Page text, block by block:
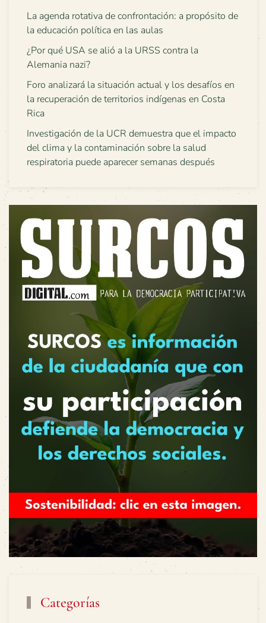
La agenda rotativa de confrontación: a propósito de
la educación política en las aulas
¿Por qué USA se alió a la URSS contra la
Alemania nazi?
Foro analizará la situación actual y los desafíos en
la recuperación de territorios indígenas en Costa
Rica
Investigación de la UCR demuestra que el impacto
del clima y la contaminación sobre la salud
respiratoria puede aparecer semanas después
Categorías